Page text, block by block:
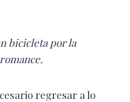
bicicleta por la
regresar a lo